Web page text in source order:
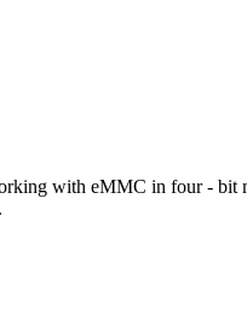
with eMMC in four - bit